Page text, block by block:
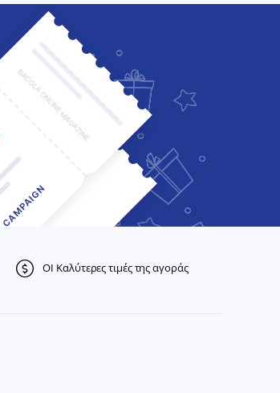
ΟΙ Καλύτερες τιμές της αγοράς